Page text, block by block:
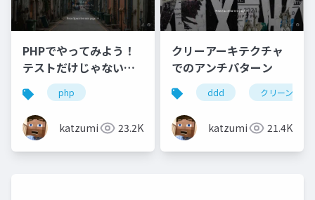
PHPでやってみよう！
テストだけじゃない、
デシジョンテーブル
（決定表）実装の勘所
php
katzumi 23.2K
クリーアーキテクチャ
でのアンチパターン
ddd クリーンアー
katzumi 21.4K